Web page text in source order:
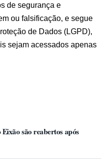
de segurança e
ou falsificação, e segue
de Dados (LGPD),
sejam acessados apenas
são reabertos após